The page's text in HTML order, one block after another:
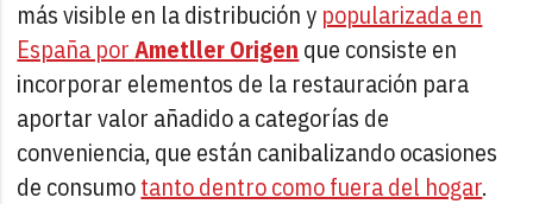
más visible en la distribución y popularizada en
España porAmetller Origen que consiste en
incorporar elementos de la restauración para
aportar valor añadido a categorías de
conveniencia, que están canibalizando ocasiones
de consumotanto dentro como fuera del hogar.